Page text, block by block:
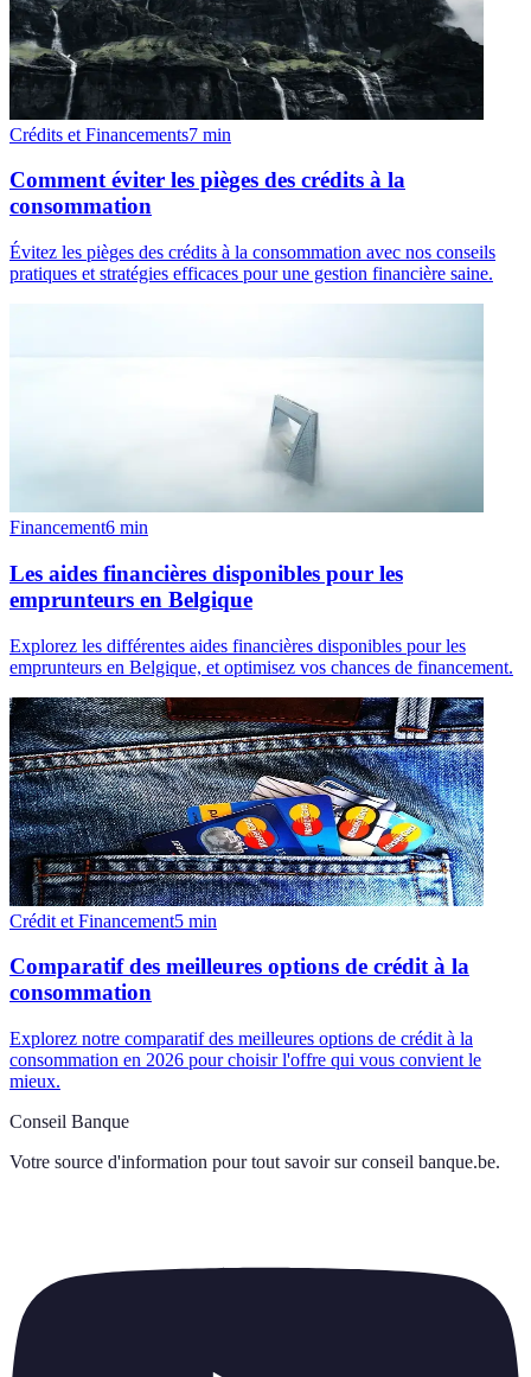
Crédits et Financements7 min
Comment éviter les pièges des crédits à la
consommation
Évitez les pièges des crédits à la consommation avec nos conseils
pratiques et stratégies efficaces pour une gestion financière saine.
Financement6 min
Les aides financières disponibles pour les
emprunteurs en Belgique
Explorez les différentes aides financières disponibles pour les
emprunteurs en Belgique, et optimisez vos chances de financement.
Crédit et Financement5 min
Comparatif des meilleures options de crédit à la
consommation
Explorez notre comparatif des meilleures options de crédit à la
consommation en 2026 pour choisir l'offre qui vous convient le
mieux.
Conseil Banque
Votre source d'information pour tout savoir sur conseil banque.be.